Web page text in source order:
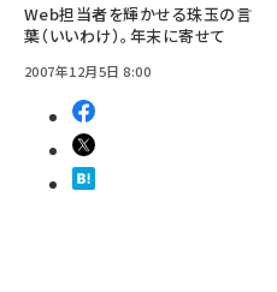
Web担当者を輝かせる珠玉の言
葉（いいわけ）。年末に寄せて
2007年12月5日 8:00